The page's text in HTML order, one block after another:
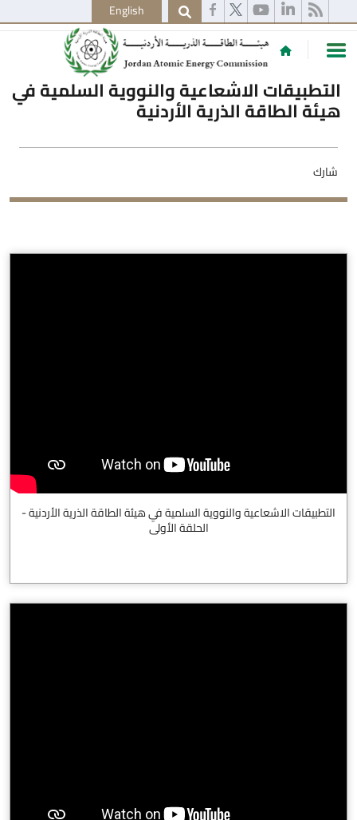
English
التطبيقات الاشعاعية والنووية السلمية في
هيئة الطاقة الذرية الأردنية
شارك
التطبيقات الاشعاعية والنووية السلمية في هيئة الطاقة الذرية الأردنية -
الحلقة الأولى